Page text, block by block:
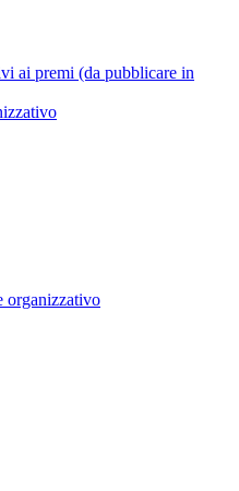
ai premi (da pubblicare in
organizzativo